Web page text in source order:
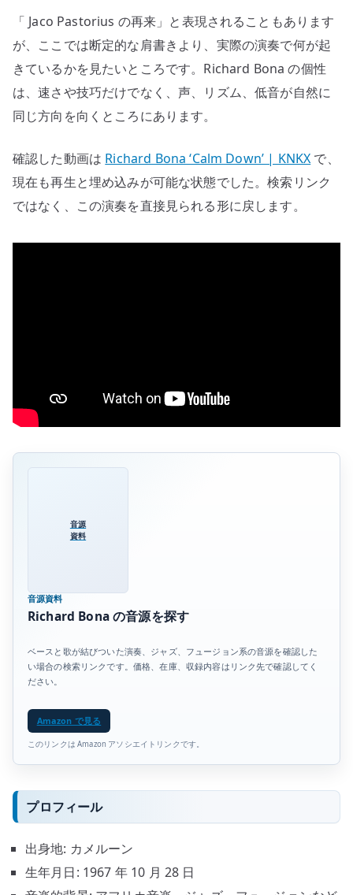
シ
ス
ト
へ
「 Jaco Pastorius の再来」と表現されることもあります
が、ここでは断定的な肩書きより、実際の演奏で何が起
きているかを見たいところです。Richard Bona の個性
は、速さや技巧だけでなく、声、リズム、低音が自然に
同じ方向を向くところにあります。
確認した動画は Richard Bona ‘Calm Down’ | KNKX で、
現在も再生と埋め込みが可能な状態でした。検索リンク
ではなく、この演奏を直接見られる形に戻します。
音源
資料
音源資料
Richard Bona の音源を探す
ベースと歌が結びついた演奏、ジャズ、フュージョン系の音源を確認した
い場合の検索リンクです。価格、在庫、収録内容はリンク先で確認してく
ださい。
Amazon で見る
このリンクは Amazon アソシエイトリンクです。
プロフィール
出身地: カメルーン
生年月日: 1967 年 10 月 28 日